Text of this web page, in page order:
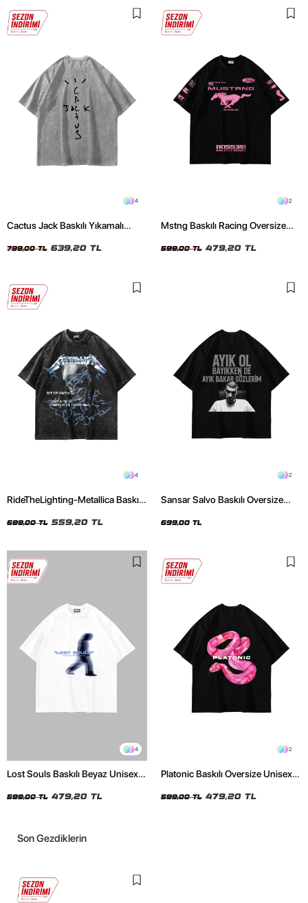
4
Cactus Jack Baskılı Yıkamalı
799,00 TL 639,20 TL
2
Mstng Baskılı Racing Oversize
599,00 TL 479,20 TL
4
RideTheLighting-Metallica Baskılı
Tshirt
699,00 TL 559,20 TL
2
Sansar Salvo Baskılı Oversize
699,00 TL
4
Lost Souls Baskılı Beyaz Unisex
599,00 TL 479,20 TL
2
Platonic Baskılı Oversize Unisex
599,00 TL 479,20 TL
Son Gezdiklerin